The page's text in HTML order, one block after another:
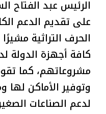
الرئيس عبد
على تقديم الدعم
الحرف التراثية
كافة أجهزة الدولة
مشروعاتهم، كما
وتوفير الأماكن
لدعم الصناعات